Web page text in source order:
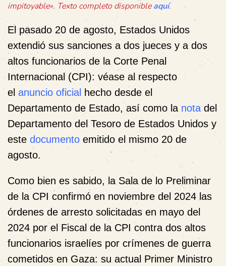
impitoyable». Texto completo disponibleaquí.
El pasado 20 de agosto, Estados Unidos
extendió sus sanciones a dos jueces y a dos
altos funcionarios de la Corte Penal
Internacional (CPI): véase al respecto
el anuncio oficial hecho desde el
Departamento de Estado, así como la nota del
Departamento del Tesoro de Estados Unidos y
este documento emitido el mismo 20 de
agosto.
Como bien es sabido, la Sala de lo Preliminar
de la CPI confirmó en noviembre del 2024 las
órdenes de arresto solicitadas en mayo del
2024 por el Fiscal de la CPI contra dos altos
funcionarios israelíes por crímenes de guerra
cometidos en Gaza: su actual Primer Ministro